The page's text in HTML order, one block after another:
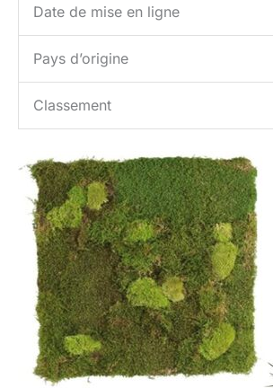
Date de mise en ligne
Pays d’origine
Classement